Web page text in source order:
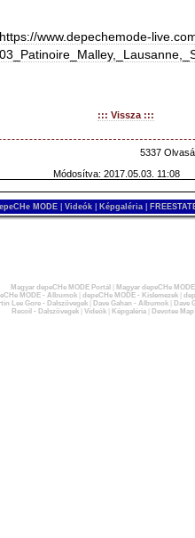
https://www.depechemode-
::: Vissza :::
5337
Módosítva: 2017.05.03. 11:08
MODE Videók Képgaléria
Magyar depeCHe MODE Portál
Magyar depeCHe
MODE - Albumok| depeCHe MODE - Kislemezek|
Lee Gore - Dalszövegek| Dave Gahan - Albumok|
Dave
Recoil - Dalszövegek| Videók| Képgaléria| Devotee Map